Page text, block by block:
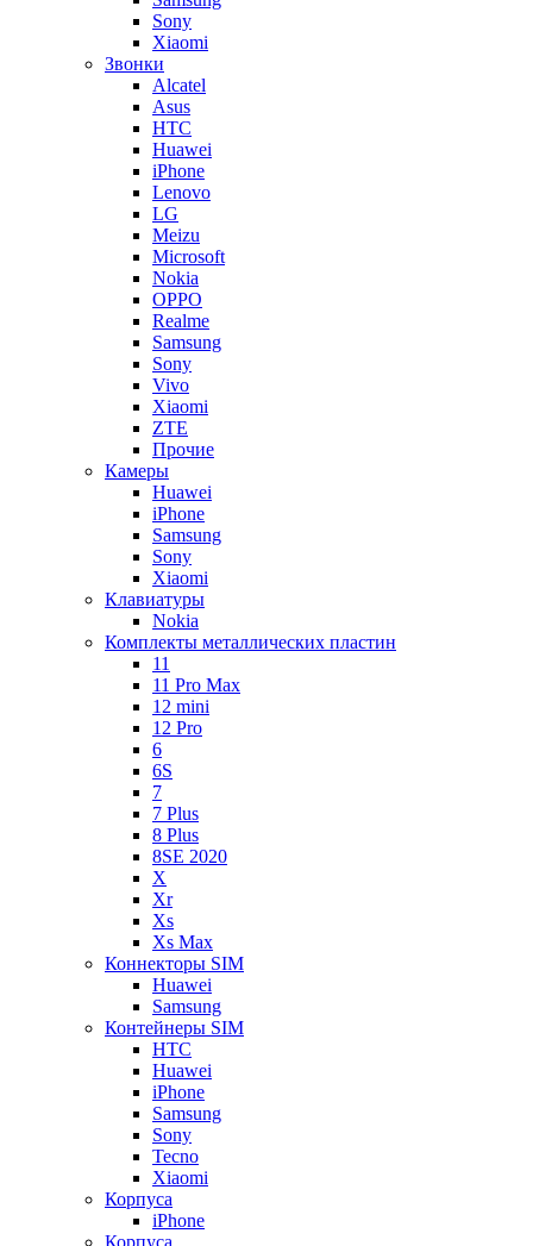
Sony
Xiaomi
Звонки
Alcatel
Asus
HTC
Huawei
iPhone
Lenovo
LG
Meizu
Microsoft
Nokia
OPPO
Realme
Samsung
Sony
Vivo
Xiaomi
ZTE
Прочие
Камеры
Huawei
iPhone
Samsung
Sony
Xiaomi
Клавиатуры
Nokia
Комплекты металлических пластин
11
11 Pro Max
12 mini
12 Pro
6
6S
7
7 Plus
8 Plus
8SE 2020
X
Xr
Xs
Xs Max
Коннекторы SIM
Huawei
Samsung
Контейнеры SIM
HTC
Huawei
iPhone
Samsung
Sony
Tecno
Xiaomi
Корпуса
iPhone
Корпуса